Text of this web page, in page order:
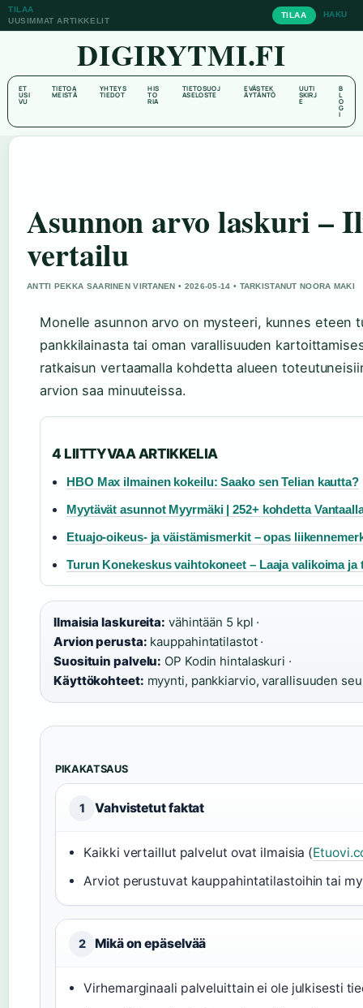
TILAA
UUSIMMAT ARTIKKELIT
TILAA HAKU
DIGIRYTMI.FI
ET
USI
VU
TIETOA
MEISTÄ
YHTEYS
TIEDOT
HIS
TO
RIA
TIETOSUOJ
ASELOSTE
EVÄSTEK
ÄYTÄNTÖ
UUTI
SKIRJ
E
B
L
O
G
I
Asunnon arvo laskuri –
vertailu
ANTTI PEKKA SAARINEN VIRTANEN • 2026-05-14 • TARKISTANUT NOORA MAKI
Monelle asunnon arvo on mysteeri, kunnes eteen
pankkilainasta tai oman varallisuuden
ratkaisun vertaamalla kohdetta alueen
arvion saa minuuteissa.
4 LIITTYVAA ARTIKKELIA
HBO Max ilmainen kokeilu: Saako sen Telian kautta?
Myytävät asunnot Myyrmäki | 252+ kohdetta
Etuajo-oikeus- ja väistämismerkit – opas
Turun Konekeskus vaihtokoneet – Laaja valikoima ja
Ilmaisia laskureita: vähintään 5 kpl ·
Arvion perusta: kauppahintatilastot ·
Suosituin palvelu: OP Kodin hintalaskuri ·
Käyttökohteet: myynti, pankkiarvio, varallisuuden
PIKAKATSAUS
1 Vahvistetut faktat
Kaikki vertaillut palvelut ovat ilmaisia (
Arviot perustuvat kauppahintatilastoihin tai
2 Mikä on epäselvää
Virhemarginaali palveluittain ei ole julkisesti